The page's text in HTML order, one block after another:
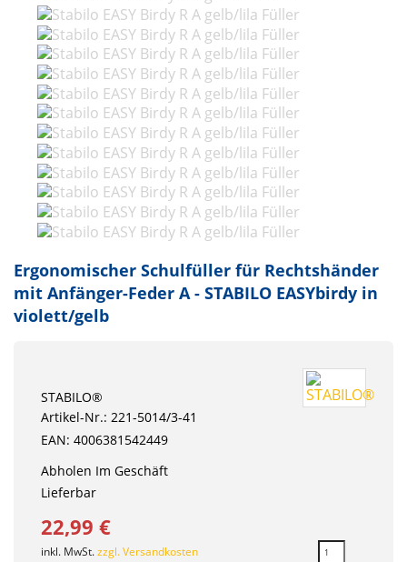
Ergonomischer Schulfüller für Rechtshänder
mit Anfänger-Feder A - STABILO EASYbirdy in
violett/gelb
STABILO®
Artikel-Nr.: 221-5014/3-41
EAN: 4006381542449
Abholen Im Geschäft
Lieferbar
22,99 €
inkl. MwSt.zzgl. Versandkosten